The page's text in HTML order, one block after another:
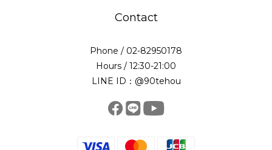
Contact
Phone / 02-82950178
Hours / 12:30-21:00
LINE ID：@90tehou